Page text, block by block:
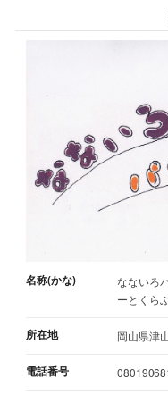
名称(かな)
なないろ
ーとくらぶ
所在地 岡山県津
電話番号